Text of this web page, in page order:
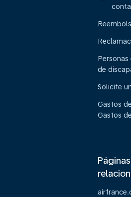
Personas
de
Solicite
Gastos
Gastos